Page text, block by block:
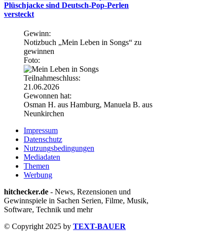
Plüschjacke sind Deutsch-Pop-Perlen
versteckt
Gewinn:
Notizbuch „Mein Leben in Songs“ zu
gewinnen
Foto:
Teilnahmeschluss:
21.06.2026
Gewonnen hat:
Osman H. aus Hamburg, Manuela B. aus
Neunkirchen
Impressum
Datenschutz
Nutzungsbedingungen
Mediadaten
Themen
Werbung
hitchecker.de - News, Rezensionen und
Gewinnspiele in Sachen Serien, Filme, Musik,
Software, Technik und mehr
© Copyright 2025 by TEXT-BAUER